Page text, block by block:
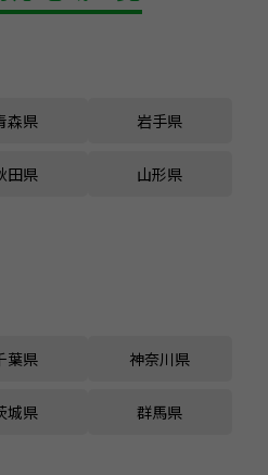
森県 岩手県
田県 山形県
葉県 神奈川県
城県 群馬県